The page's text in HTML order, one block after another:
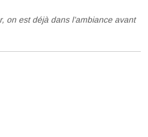
on est déjà dans l’ambiance avant